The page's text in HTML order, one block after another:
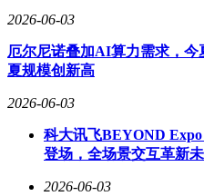
2026-06-03
厄尔尼诺叠加AI算力需求，
夏规模创新高
2026-06-03
科大讯飞BEYOND
登场，全场景交互革新
2026-06-03